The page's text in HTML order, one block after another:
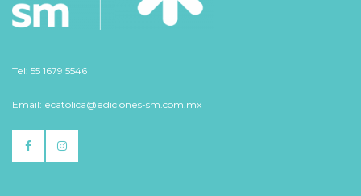
Tel: 55 1679 5546
Email: ecatolica@ediciones-sm.com.mx